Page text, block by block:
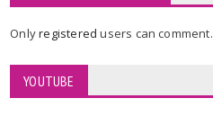
Onlyregisteredusers can comment.
YOUTUBE